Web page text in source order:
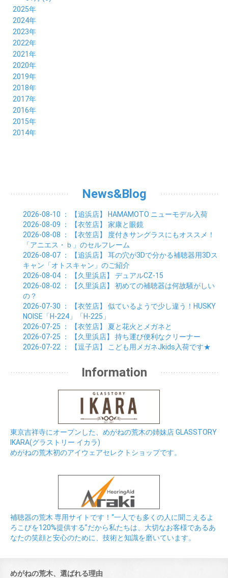
2025年
12月 (5)
11月 (3)
10月 (6)
09月 (5)
08月 (6)
07月 (4)
06月 (7)
05月 (6)
04月 (8)
03月 (6)
02月 (5)
01月 (7)
2024年
12月 (4)
11月 (8)
10月 (6)
09月 (7)
08月 (8)
07月 (5)
06月 (6)
05月 (4)
04月 (7)
03月 (6)
02月 (5)
2023年
12月 (3)
11月 (6)
10月 (6)
09月 (6)
08月 (8)
07月 (8)
06月 (8)
05月 (9)
04月 (8)
03月 (8)
2022年
12月 (12)
11月 (6)
10月 (5)
09月 (7)
08月 (5)
07月 (3)
06月 (5)
05月 (7)
04月 (6)
2021年
12月 (5)
11月 (5)
10月 (6)
09月 (5)
08月 (11)
07月 (5)
06月 (6)
05月 (6)
2020年
12月 (3)
11月 (6)
10月 (5)
09月 (8)
08月 (6)
07月 (7)
06月 (6)
2019年
12月 (7)
11月 (4)
10月 (8)
09月 (4)
08月 (7)
07月 (3)
2018年
12月 (8)
11月 (7)
10月 (8)
09月 (5)
08月 (7)
01月 (8)
2017年
12月 (6)
11月 (6)
10月 (5)
02月 (6)
01月 (6)
2016年
12月 (8)
11月 (4)
03月 (7)
02月 (8)
01月 (8)
2015年
12月 (8)
06月 (4)
2014年
News&Blog
2026-08-10 ： 【追浜店】
HAMAMOTO ニューモデル入荷
2026-08-09 ： 【衣笠店】 家康と眼鏡
2026-08-08 ： 【衣笠店】
度付きサングラスにもオススメ！
「アニエス・ｂ」のセルフレーム
2026-08-07 ： 【追浜店】 耳の穴が3Dで分かる補聴器用3Dス
キャン「オトスキャン」のご紹介
2026-08-04 ： 【久里浜店】 デュアルCZ-15
2026-08-02 ： 【久里浜店】 初めての補聴器は何故騒がしい
の？
2026-07-30 ： 【衣笠店】 似ているようで少し違う！HUSKY
NOISE「H-224」「H-225」
2026-07-25 ： 【衣笠店】 夏と花火とメガネと
2026-07-25 ： 【久里浜店】 持ち運び便利なクリーナー
2026-07-22 ： 【逗子店】 こども用メガネJkids入荷です★
Information
東京吉祥寺にオープンした、めがねの荒木の姉妹店 GLASSTORY
IKARA(グラストリー イカラ)
めがねの荒木初のアイウェアセレクトショップです。
補聴器の荒木 専用サイトです！“一人でも多くの人に聞こえるよ
ろこびを120%提供する”だから私たちは、大切なお客様であるあ
なたの笑顔と安心のために、技術と知識を磨いています。
めがねの荒木、選ばれる理由